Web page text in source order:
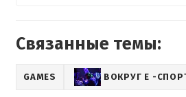
Связанные темы:
GAMES ВОКРУГ Е -